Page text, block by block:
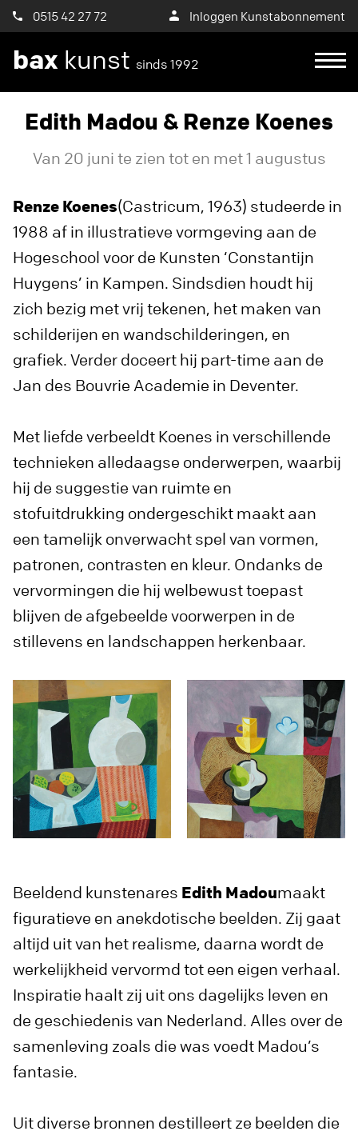
0515 42 27 72 Inloggen Kunstabonnement
bax kunst sinds 1992
Edith Madou & Renze Koenes
Van 20 juni te zien tot en met 1 augustus
Renze Koenes(Castricum, 1963) studeerde in
1988 af in illustratieve vormgeving aan de
Hogeschool voor de Kunsten ‘Constantijn
Huygens’ in Kampen. Sindsdien houdt hij
zich bezig met vrij tekenen, het maken van
schilderijen en wandschilderingen, en
grafiek. Verder doceert hij part-time aan de
Jan des Bouvrie Academie in Deventer.
Met liefde verbeeldt Koenes in verschillende
technieken alledaagse onderwerpen, waarbij
hij de suggestie van ruimte en
stofuitdrukking ondergeschikt maakt aan
een tamelijk onverwacht spel van vormen,
patronen, contrasten en kleur. Ondanks de
vervormingen die hij welbewust toepast
blijven de afgebeelde voorwerpen in de
stillevens en landschappen herkenbaar.
Beeldend kunstenares Edith Madoumaakt
figuratieve en anekdotische beelden. Zij gaat
altijd uit van het realisme, daarna wordt de
werkelijkheid vervormd tot een eigen verhaal.
Inspiratie haalt zij uit ons dagelijks leven en
de geschiedenis van Nederland. Alles over de
samenleving zoals die was voedt Madou’s
fantasie.
Uit diverse bronnen destilleert ze beelden die